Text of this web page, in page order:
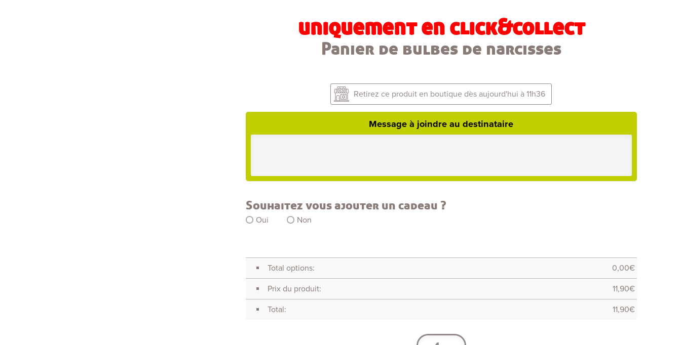
uniquement en click&collect
Panier de bulbes de narcisses
Retirez ce produit en boutique dès aujourd'hui à 11h36
Message à joindre au destinataire
Souhaitez vous ajouter un cadeau ?
Oui Non
Total options: 0,00€
Prix du produit: 11,90€
Total: 11,90€
quantité